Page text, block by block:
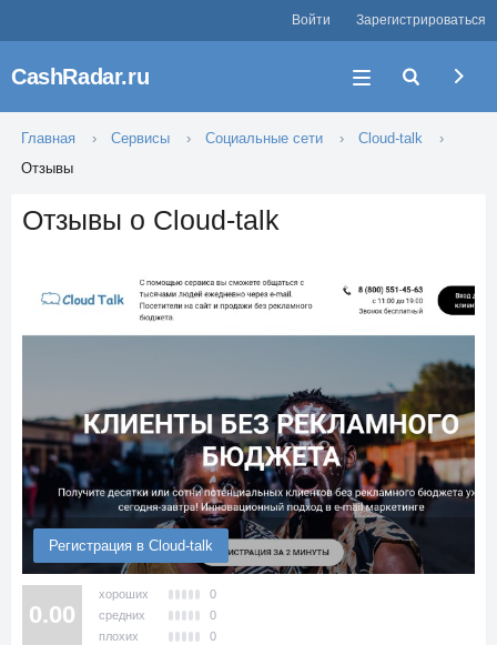
Войти Зарегистрироваться
CashRadar.ru
Главная Сервисы Социальные сети
Cloud-talk
Отзывы
Отзывы о Cloud-talk
Регистрация в Cloud-talk
0.00
хороших
0
средних
0
плохих
0